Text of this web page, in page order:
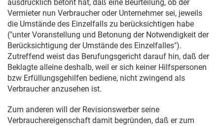
ausdrücklich betont hat, daß eine Beurteilung, ob der
Vermieter nun Verbraucher oder Unternehmer sei, jeweils
die Umstände des Einzelfalls zu berücksichtigen habe
("unter Voranstellung und Betonung der Notwendigkeit der
Berücksichtigung der Umstände des Einzelfalles").
Zutreffend weist das Berufungsgericht darauf hin, daß der
Beklagte alleine deshalb, weil er sich keiner Hilfspersonen
bzw Erfüllungsgehilfen bediene, nicht zwingend als
Verbraucher anzusehen ist.
Zum anderen will der Revisionswerber seine
Verbrauchereigenschaft damit begründen, daß er zum